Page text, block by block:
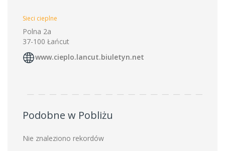
Sieci cieplne
Polna 2a
37-100 Łańcut
www.cieplo.lancut.biuletyn.net
Podobne w Pobliżu
Nie znaleziono rekordów